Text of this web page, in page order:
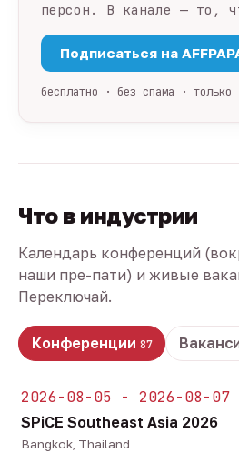
персон. В канале — то,
Подписаться на
бесплатно · без спама · только
Что в индустрии
Календарь конференций
наши пре-пати) и живые
Переключай.
Конференции 87
2026-08-05 - 2026-08-07
SPiCE Southeast Asia 2026
Bangkok, Thailand